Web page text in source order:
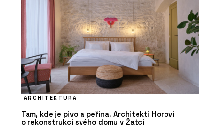
ARCHITEKTURA
Tam, kde je pivo a peřina. Architekti Horovi
o rekonstrukci svého domu v Žatci